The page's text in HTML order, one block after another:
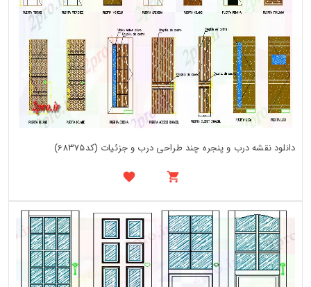
دانلود نقشه درب و پنجره چند طراحی درب و جزئیات (کد68375)